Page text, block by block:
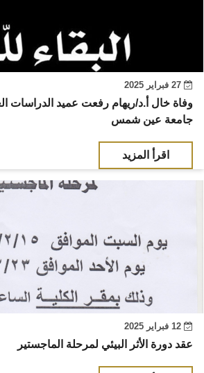
وفاة خال أ.د/ريهام رفعت عميد الدراسات
جامعة عين شمس
اقرأ المزيد
عقد دورة الأثر البيئي لمرحلة الماجستير